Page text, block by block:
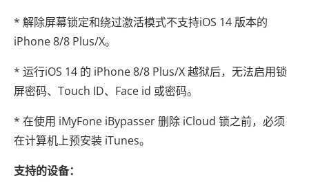
* 解除屏幕锁定和绕过激活模式不支持iOS 14 版本的
iPhone 8/8 Plus/X。
* 运行iOS 14 的 iPhone 8/8 Plus/X 越狱后，无法启用锁
屏密码、Touch ID、Face id 或密码。
* 在使用 iMyFone iBypasser 删除 iCloud 锁之前，必须
在计算机上预安装 iTunes。
支持的设备：